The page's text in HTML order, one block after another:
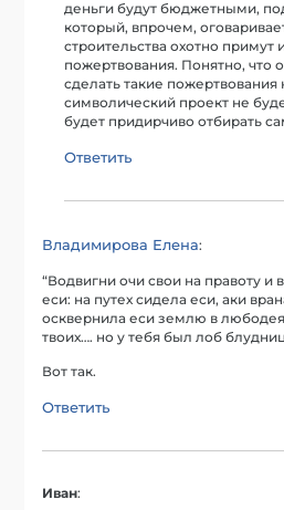
деньги будут бюджетными,
который, впрочем,
строительства охотно примут
пожертвования. Понятно, что
сделать такие пожертвования
символический проект не
будет придирчиво отбирать
Ответить
Владимирова Елена:
“Водвигни очи свои на правоту и
еси: на путех сидела еси, аки
осквернила еси землю в
твоих…. но у тебя был лоб
Вот так.
Ответить
Иван: